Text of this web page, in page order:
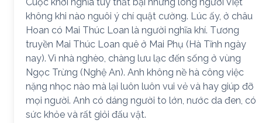
không khi nào nguôi ý chí quật cường. Lúc ấy, ở châu
Hoan có Mai Thúc Loan là người nghĩa khí. Tương
truyền Mai Thúc Loan quê ở Mai Phụ (Hà Tĩnh ngày
nay). Vì nhà nghèo, chàng lưu lạc đến sống ở vùng
Ngọc Trừng (Nghệ An). Anh không nề hà công việc
nặng nhọc nào mà lại luôn luôn vui vẻ và hay giúp đỡ
mọi người. Anh có dáng người to lớn, nước da đen, có
sức khỏe và rất giỏi đấu vật.